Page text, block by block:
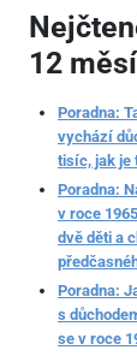
12
Poradna:
vychází
tisíc, jak je
Poradna:
v roce
dvě děti a
Poradna:
s
se v roce